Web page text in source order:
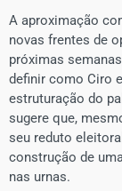
​A aproximação
novas frentes de
próximas
definir como Ciro
estruturação do
sugere que,
seu reduto
construção de
nas urnas.